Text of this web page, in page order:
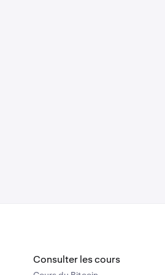
Consulter les cours